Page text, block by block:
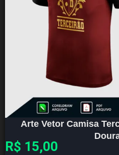
Arte Vetor Camisa
R$ 15,00